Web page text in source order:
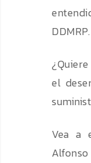
DDMRP.
el
Vea a